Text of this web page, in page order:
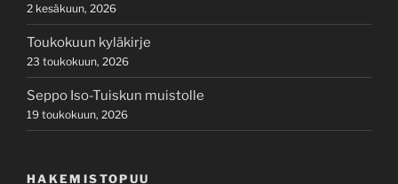
2 kesäkuun, 2026
Toukokuun kyläkirje
23 toukokuun, 2026
Seppo Iso-Tuiskun muistolle
19 toukokuun, 2026
HAKEMISTOPUU